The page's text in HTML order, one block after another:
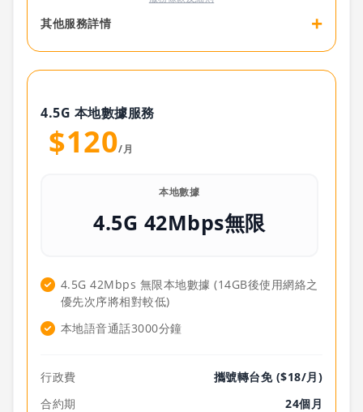
其他服務詳情 +
4.5G 本地數據服務
$120/月
本地數據
4.5G 42Mbps無限
4.5G 42Mbps 無限本地數據 (14GB後使用網絡之
優先次序將相對較低)
本地語音通話3000分鐘
行政費
攜號轉台免 ($18/月)
合約期
24個月